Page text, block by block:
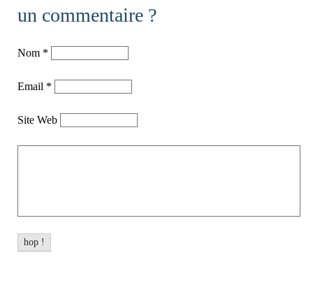
un commentaire ?
Nom *
Email *
Site Web